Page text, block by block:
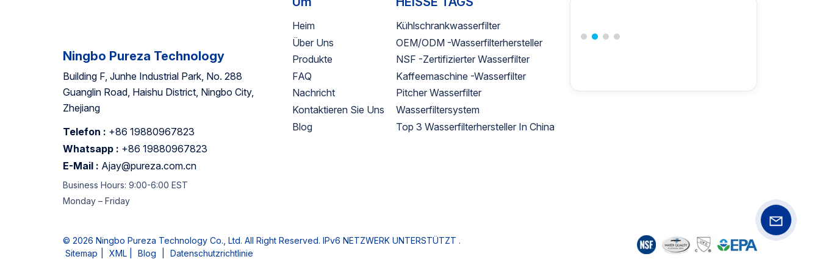
Supermärkte und einer der drei
größten Hersteller von
entfernt effektiv Schwermetalle,
Sedimente und schädliche
Großbestellungen】 12-15
Tage【Vollständige
Anpassungsoptionen】
Filterzubehör und komplette
Wasserfiltersysteme, Farbe und
Logo, Leistung und
drei führenden Hersteller von
Ningbo Pureza Technology
Building F, Junhe Industrial Park, No. 288
Guanglin Road, Haishu District, Ningbo City,
Zhejiang
Telefon : +86 19880967823
Whatsapp : +86 19880967823
E-Mail : Ajay@pureza.com.cn
Business Hours: 9:00-6:00 EST
Monday – Friday
Heim
Über Uns
Produkte
FAQ
Nachricht
Kontaktieren Sie Uns
Blog
Kühlschrankwasserfilter
OEM/ODM -Wasserfilterhersteller
NSF -zertifizierter Wasserfilter
Kaffeemaschine -Wasserfilter
Pitcher Wasserfilter
Wasserfiltersystem
Top 3 Wasserfilterhersteller In China
© 2026 Ningbo Pureza Technology Co., Ltd. All Right Reserved. IPv6 NETZWERK UNTERSTÜTZT .
Sitemap
XML Blog Datenschutzrichtlinie